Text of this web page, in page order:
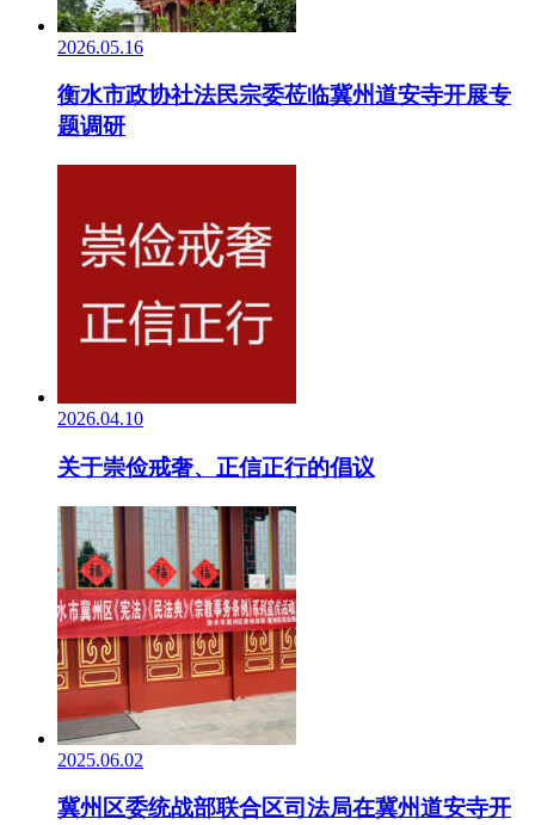
2026.05.16
衡水市政协社法民宗委莅临冀州道安寺开展专
题调研
2026.04.10
关于崇俭戒奢、正信正行的倡议
2025.06.02
冀州区委统战部联合区司法局在冀州道安寺开